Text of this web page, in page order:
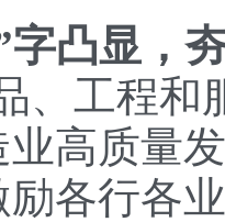
字凸显 ，
、工程和
高质量
各行各